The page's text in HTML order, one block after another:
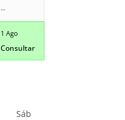
--
1 Ago
Consultar
Sáb